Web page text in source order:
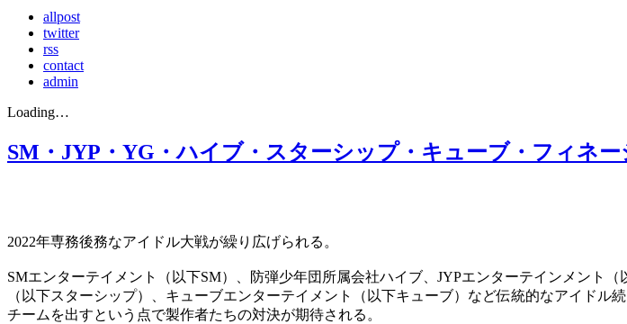
allpost
twitter
rss
contact
admin
Loading…
SM・JYP・YG・ハイブ・スターシップ・キューブ・フィネ
2022年専務後務なアイドル大戦が繰り広げられる。
SMエンターテイメント（以下SM）、防弾少年団所属会社ハイブ、JYPエンターテインメント
（以下スターシップ）、キューブエンターテイメント（以下キューブ）など伝統的なアイド
チームを出すという点で製作者たちの対決が期待される。